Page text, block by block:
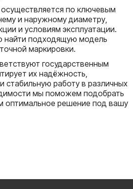
по ключевым
и наружному диаметру,
и условиям эксплуатации.
найти подходящую модель
маркировки.
государственным
их надёжность,
стабильную работу в различных
мы поможем подобрать
оптимальное решение под вашу